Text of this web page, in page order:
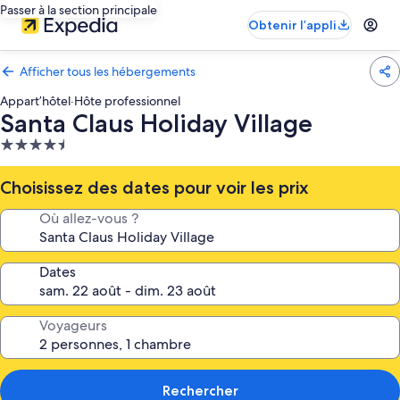
Passer à la section principale
Obtenir l’appli
Afficher tous les hébergements
Appart’hôtel·Hôte professionnel
Santa Claus Holiday Village
Hébergement
4.5 étoiles
Choisissez des dates pour voir les prix
Où allez-vous ?
Dates
Voyageurs
Rechercher